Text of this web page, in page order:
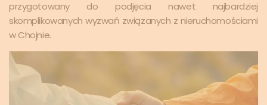
przygotowany do podjęcia nawet najbardziej
skomplikowanych wyzwań związanych z nieruchomościami
w Chojnie.